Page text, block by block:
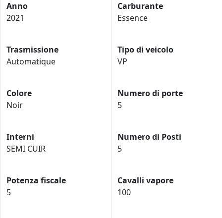
Anno
2021
Carburante
Essence
Trasmissione
Automatique
Tipo di veicolo
VP
Colore
Noir
Numero di porte
5
Interni
SEMI CUIR
Numero di Posti
5
Potenza fiscale
5
Cavalli vapore
100